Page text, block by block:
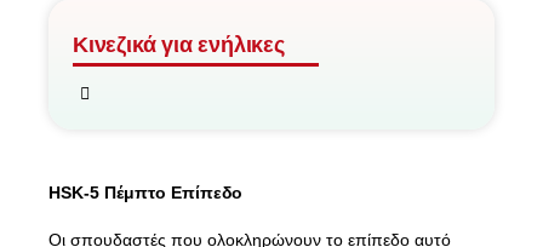
Κινεζικά για ενήλικες
HSK-5 Πέμπτο Επίπεδο
Οι σπουδαστές που ολοκληρώνουν το επίπεδο αυτό